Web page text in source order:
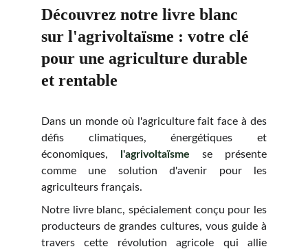
Découvrez notre livre blanc
sur l'agrivoltaïsme : votre clé
pour une agriculture durable
et rentable
Dans un monde où l'agriculture fait face à des
défis climatiques, énergétiques et
économiques,
l'agrivoltaïsme se présente
comme une solution d'avenir pour les
agriculteurs français.
Notre livre blanc, spécialement conçu pour les
producteurs de grandes cultures, vous guide à
travers cette révolution agricole qui allie